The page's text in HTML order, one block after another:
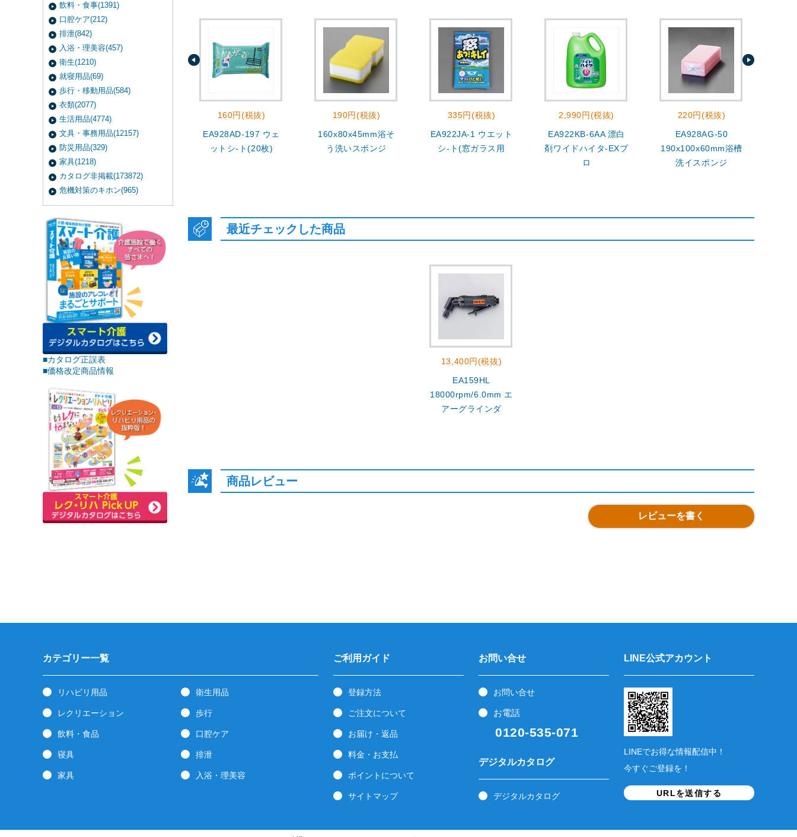
飲料・食事(1391)
口腔ケア(212)
排泄(842)
入浴・理美容(457)
衛生(1210)
就寝用品(69)
歩行・移動用品(584)
衣類(2077)
生活用品(4774)
文具・事務用品(12157)
防災用品(329)
家具(1218)
カタログ非掲載(173872)
危機対策のキホン(965)
■カタログ正誤表
■価格改定商品情報
160円(税抜)
EA928AD-197 ウェ
ットシ-ト(20枚)
190円(税抜)
160x80x45mm浴そ
う洗いスポンジ
335円(税抜)
EA922JA-1 ウエット
シ-ト(窓ガラス用
2,990円(税抜)
EA922KB-6AA 漂白
剤ワイドハイタ-EXプ
ロ
220円(税抜)
EA928AG-50
190x100x60mm浴槽
洗イスポンジ
最近チェックした商品
13,400円(税抜)
EA159HL
18000rpm/6.0mm エ
アーグラインダ
商品レビュー
レビューを書く
カテゴリー一覧
リハビリ用品 衛生用品
レクリエーション 歩行
飲料・食品 口腔ケア
寝具 排泄
家具 入浴・理美容
ご利用ガイド
登録方法
ご注文について
お届け・返品
料金・お支払
ポイントについて
サイトマップ
お問い合せ
お問い合せ
お電話
0120-535-071
デジタルカタログ
デジタルカタログ
LINE公式アカウント
LINEでお得な情報配信中！
今すぐご登録を！
URLを送信する